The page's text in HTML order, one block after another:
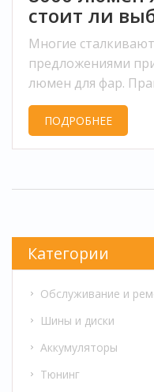
стоит ли
лампы?
Многие
предложениями
люмен для фар.
нужна? В статье
они светят, есть
ПОДРОБНЕЕ
Категории
Обслуживание и
Шины и диски
Аккумуляторы
Тюнинг